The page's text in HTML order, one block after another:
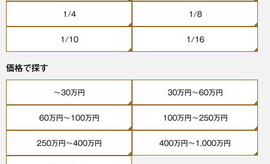
1/4 1/8
1/10 1/16
価格で探す
〜30万円 30万円〜60万円
60万円〜100万円 100万円〜250万円
250万円〜400万円 400万円〜1,000万円